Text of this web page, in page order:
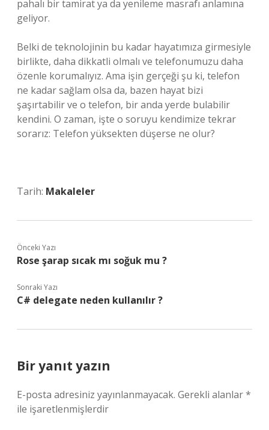
pahalı bir tamirat ya da yenileme masrafı anlamına
geliyor.
Belki de teknolojinin bu kadar hayatımıza girmesiyle
birlikte, daha dikkatli olmalı ve telefonumuzu daha
özenle korumalıyız. Ama işin gerçeği şu ki, telefon
ne kadar sağlam olsa da, bazen hayat bizi
şaşırtabilir ve o telefon, bir anda yerde bulabilir
kendini. O zaman, işte o soruyu kendimize tekrar
sorarız: Telefon yüksekten düşerse ne olur?
Tarih: Makaleler
Önceki Yazı
Rose şarap sıcak mı soğuk mu ?
Sonraki Yazı
C# delegate neden kullanılır ?
Bir yanıt yazın
E-posta adresiniz yayınlanmayacak. Gerekli alanlar*
ile işaretlenmişlerdir